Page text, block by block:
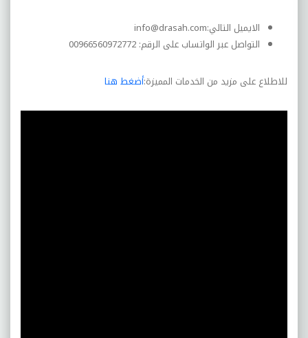
الايميل التالي:info@drasah.com
التواصل عبر الواتساب على الرقم: 00966560972772
للاطلاع على مزيد من الخدمات المميزة:أضغط هنا